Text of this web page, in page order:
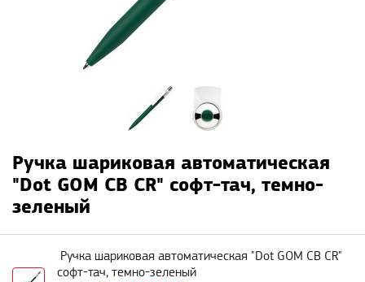
Ручка шариковая автоматическая
"Dot GOM CB CR" софт-тач, темно-
зеленый
Ручка шариковая автоматическая "Dot GOM CB CR"
софт-тач, темно-зеленый